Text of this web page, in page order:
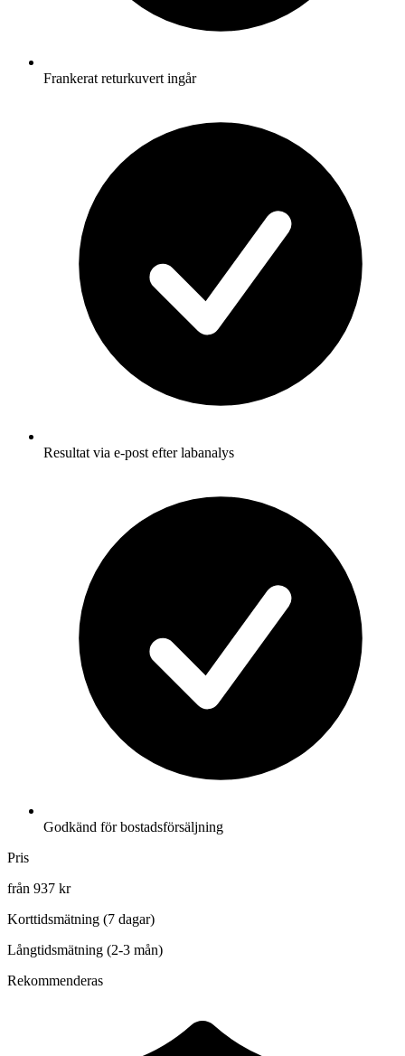
Frankerat returkuvert ingår
Resultat via e-post efter labanalys
Godkänd för bostadsförsäljning
Pris
från 937 kr
Korttidsmätning (7 dagar)
Långtidsmätning (2-3 mån)
Rekommenderas